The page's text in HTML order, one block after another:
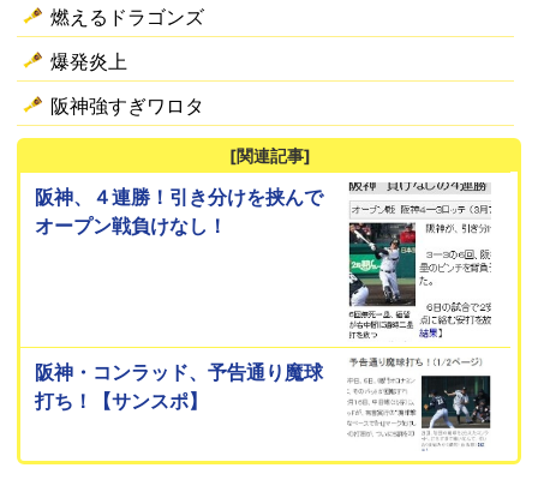
燃えるドラゴンズ
爆発炎上
阪神強すぎワロタ
[関連記事]
阪神、４連勝！引き分けを挟んで
オープン戦負けなし！
阪神・コンラッド、予告通り魔球
打ち！【サンスポ】